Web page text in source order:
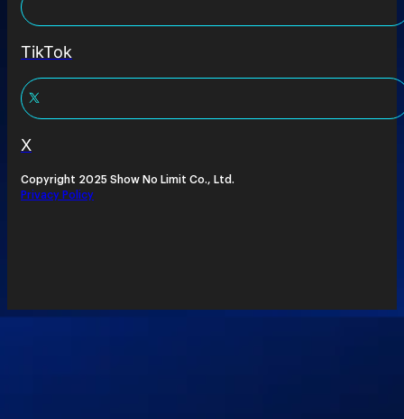
TikTok
X
Copyright 2025 Show No Limit Co., Ltd.
Privacy Policy